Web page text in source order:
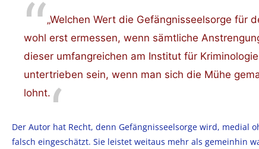
„Welchen Wert die Gefängnisseelsorge für
wohl erst ermessen, wenn sämtliche
dieser umfangreichen am Institut für
untertrieben sein, wenn man sich die Mühe
lohnt.
Der Autor hat Recht, denn Gefängnisseelsorge wird,
falsch eingeschätzt. Sie leistet weitaus mehr als gemeinhin